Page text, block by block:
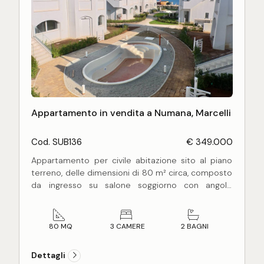
Appartamento in vendita a Numana, Marcelli
Cod. SUB136 € 349.000
Appartamento per civile abitazione sito al piano
terreno, delle dimensioni di 80 m² circa, composto
da ingresso su salone soggiorno con angolo
due singole), due bagni con finestra, corridoio nel
reparto notte. L'appartamento è inoltre fornito di
completamente recintato.
La residenza, di nuova costruzione, é sita al piano
80 MQ 3 CAMERE 2 BAGNI
Dettagli